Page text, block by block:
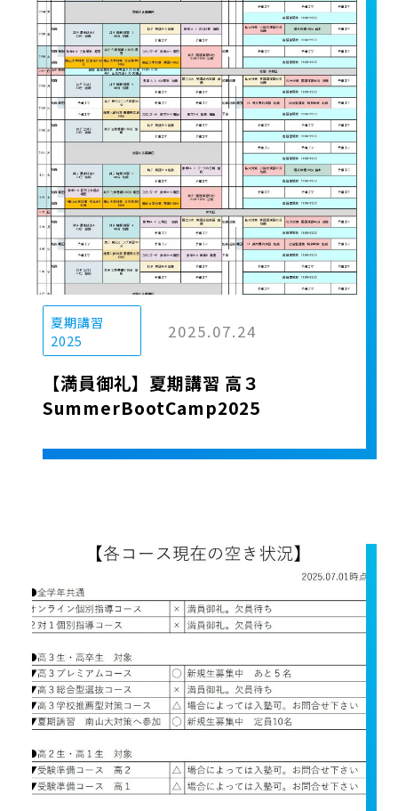
夏期講習
2025
2025.07.24
【満員御礼】夏期講習 高３
SummerBootCamp2025